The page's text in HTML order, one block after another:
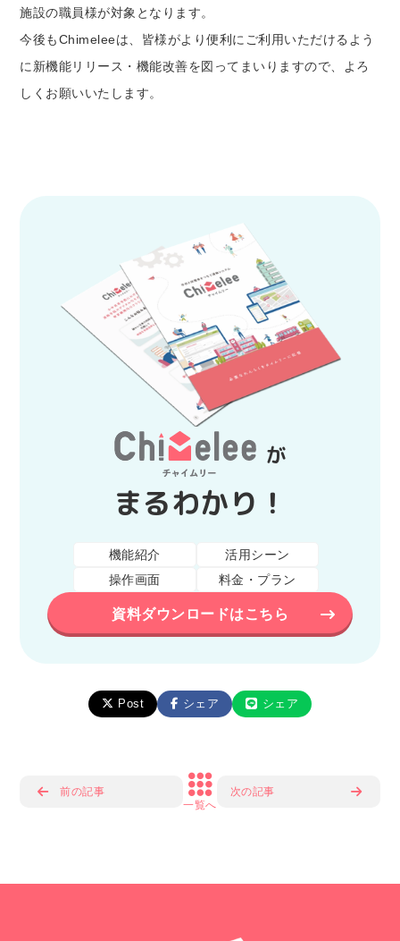
施設の職員様が対象となります。
今後もChimeleeは、皆様がより便利にご利用いただけるよう
に新機能リリース・機能改善を図ってまいりますので、よろ
しくお願いいたします。
が
まるわかり！
機能紹介
活用シーン
操作画面
料金・プラン
資料ダウンロードはこちら
Post シェア シェア
前の記事
一覧へ
次の記事